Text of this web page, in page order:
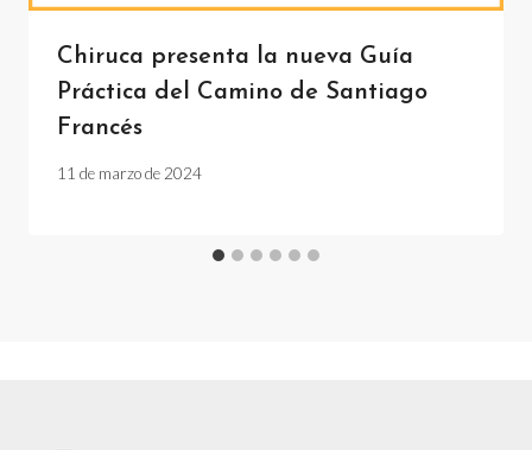
Chiruca presenta la nueva Guía
Práctica del Camino de Santiago
Francés
11 de marzo de 2024